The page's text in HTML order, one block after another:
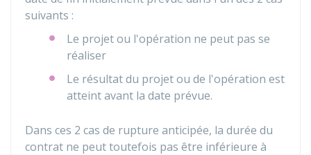
suivants :
Le projet ou l'opération ne peut pas se
réaliser
Le résultat du projet ou de l'opération est
atteint avant la date prévue.
Dans ces 2 cas de rupture anticipée, la durée du
contrat ne peut toutefois pas être inférieure à